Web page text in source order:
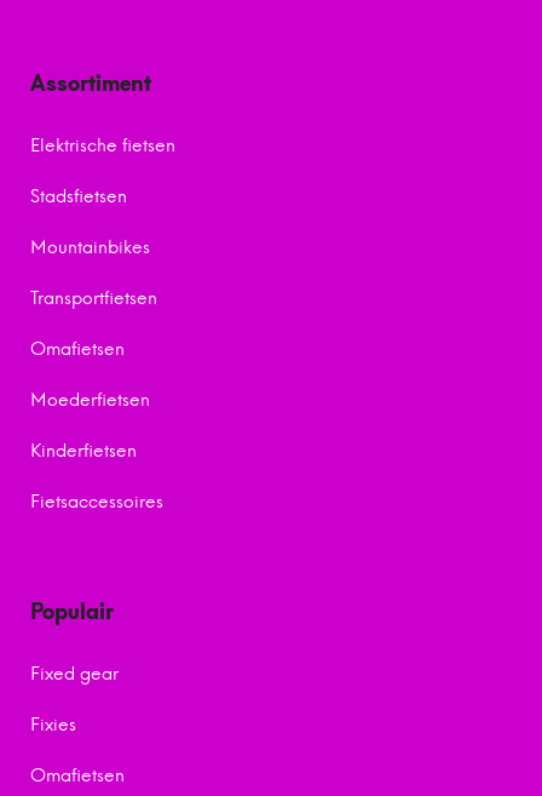
Assortiment
Elektrische fietsen
Stadsfietsen
Mountainbikes
Transportfietsen
Omafietsen
Moederfietsen
Kinderfietsen
Fietsaccessoires
Populair
Fixed gear
Fixies
Omafietsen